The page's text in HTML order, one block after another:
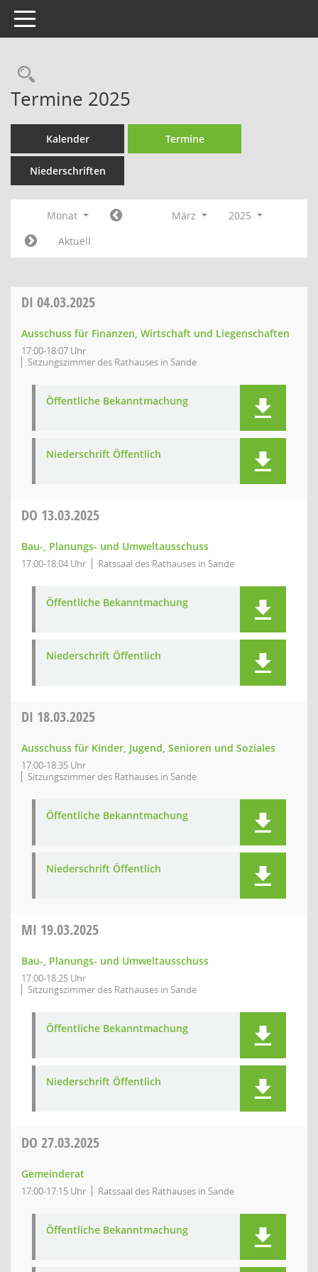
Toggle navigation
Rechercheauswahl
Termine 2025
Kalender Termine
Niederschriften
Monat März
2025
Aktuell
DI 04.03.2025
Ausschuss für Finanzen, Wirtschaft und Liegenschaften
17:00-18:07 Uhr
Sitzungszimmer des Rathauses in Sande
Öffentliche Bekanntmachung
Niederschrift Öffentlich
DO 13.03.2025
Bau-, Planungs- und Umweltausschuss
17:00-18:04 Uhr Ratssaal des Rathauses in Sande
Öffentliche Bekanntmachung
Niederschrift Öffentlich
DI 18.03.2025
Ausschuss für Kinder, Jugend, Senioren und Soziales
17:00-18:35 Uhr
Sitzungszimmer des Rathauses in Sande
Öffentliche Bekanntmachung
Niederschrift Öffentlich
MI 19.03.2025
Bau-, Planungs- und Umweltausschuss
17:00-18:25 Uhr
Sitzungszimmer des Rathauses in Sande
Öffentliche Bekanntmachung
Niederschrift Öffentlich
DO 27.03.2025
Gemeinderat
17:00-17:15 Uhr Ratssaal des Rathauses in Sande
Öffentliche Bekanntmachung